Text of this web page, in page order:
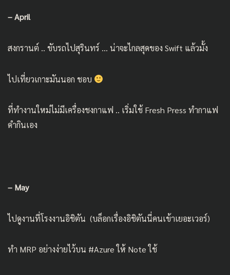
– April
สงกรานต์ .. ขับรถไปสุรินทร์ … น่าจะไกลสุดของ Swift แล้วมั้ง
ไปเที่ยวเกาะมันนอก ชอบ
ที่ทำงานใหม่ไม่มีเครื่องชงกาแฟ .. เริ่มใช้ Fresh Press ทำกาแฟ
ดำกินเอง
– May
ไปดูงานที่โรงงานอิชิตัน (บล็อกเรื่องอิชิตันนี่คนเข้าเยอะเวอร์)
ทำ MRP อย่างง่ายไว้บน #Azure ให้ Note ใช้